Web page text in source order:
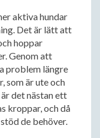
aktiva hundar
Det är lätt att
hoppar
Genom att
problem längre
som är ute och
det nästan ett
kroppar, och då
de behöver.